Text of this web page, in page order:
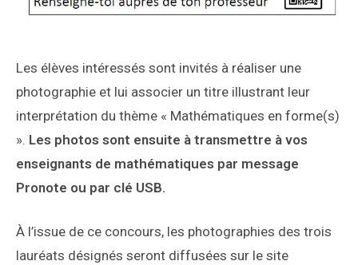
Les élèves intéressés sont invités à réaliser une
photographie et lui associer un titre illustrant leur
interprétation du thème « Mathématiques en forme(s)
». Les photos sont ensuite à transmettre à vos
enseignants de mathématiques par message
Pronote ou par clé USB.
À l’issue de ce concours, les photographies des trois
lauréats désignés seront diffusées sur le site